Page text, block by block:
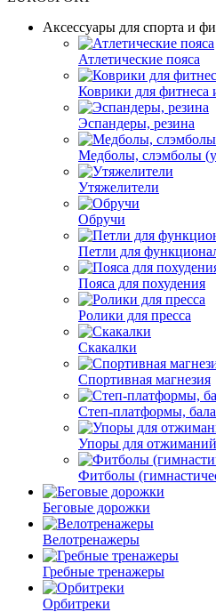
Аксессуары для спорта и
Атлетические пояса
Коврики для фитнеса
Эспандеры, резина
Медболы, слэмболы
Утяжелители
Обручи
Петли для
Пояса для похудения
Ролики для пресса
Скакалки
Спортивная магнезия
Степ-платформы,
Упоры для отжиманий
Фитболы
Беговые дорожки
Велотренажеры
Гребные тренажеры
Орбитреки